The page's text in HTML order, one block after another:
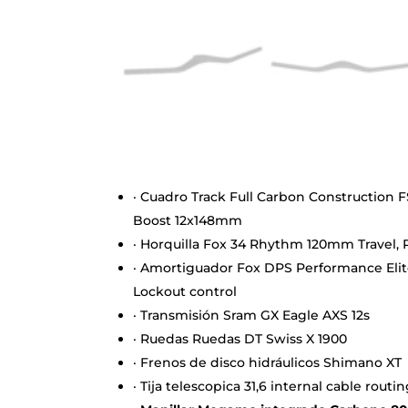
· Cuadro Track Full Carbon Construction
Boost 12x148mm
· Horquilla Fox 34 Rhythm 120mm Travel,
· Amortiguador Fox DPS Performance
Lockout control
· Transmisión Sram GX Eagle AXS 12s
· Ruedas Ruedas DT Swiss X 1900
· Frenos de disco hidráulicos Shimano XT
· Tija telescopica 31,6 internal cable